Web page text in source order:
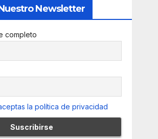
Newsletter
completo
la política de privacidad